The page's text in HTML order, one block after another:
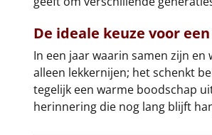
De ideale keuze voor
In een jaar waarin samen zijn
alleen lekkernijen; het schenkt
tegelijk een warme boodschap
herinnering die nog lang blijft